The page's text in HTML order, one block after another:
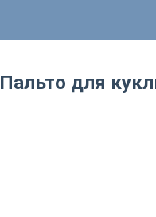
Пальто для